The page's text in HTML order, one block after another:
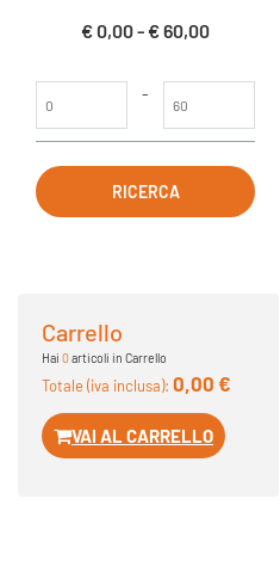
€ 0,00 - € 60,00
-
Carrello
Hai 0articoli in Carrello
Totale (iva inclusa): 0,00 €
VAI AL CARRELLO